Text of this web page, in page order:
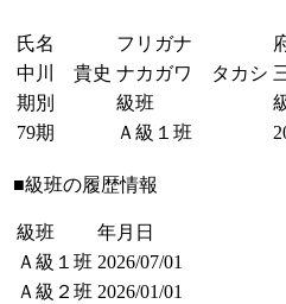
氏名 フリガナ
中川 貴史 ナカガワ タカシ
期別
級班
79期
Ａ級１班
■級班の履歴情報
級班
年月日
Ａ級１班 2026/07/01
Ａ級２班 2026/01/01